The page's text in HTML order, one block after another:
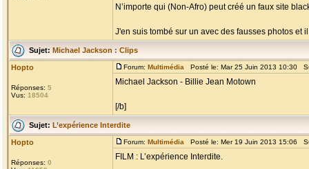
N’importe qui (Non-Afro) peut créé un faux site
J'en suis tombé sur un avec des fausses photos et
Sujet: Michael Jackson : Clips
Hopto
Réponses: 5
Vus: 18504
Forum: Multimédia Posté le: Mar 25 Juin 2013 10:30
Michael Jackson - Billie Jean Motown
[/b]
Sujet: L’expérience Interdite
Hopto
Réponses: 0
Forum: Multimédia Posté le: Mer 19 Juin 2013 15:06
FILM : L’expérience Interdite.